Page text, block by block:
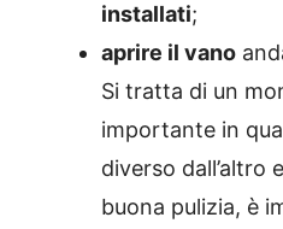
installati;
aprire il vano
Si tratta di un
importante in
diverso dall’altro
buona pulizia, è